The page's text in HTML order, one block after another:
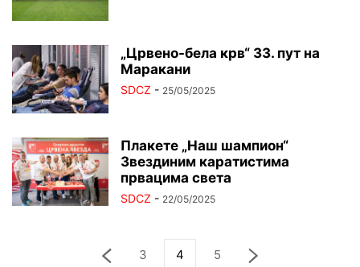
„Црвено-бела крв“ 33. пут на
Маракани
SDCZ - 25/05/2025
Плакете „Наш шампион“
Звездиним каратистима
првацима света
SDCZ - 22/05/2025
3 4 5